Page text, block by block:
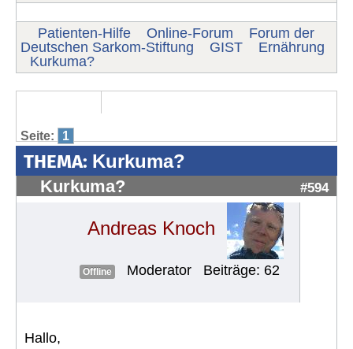
Patienten-Hilfe Online-Forum
Forum der
Deutschen Sarkom-Stiftung
GIST
Ernährung
Kurkuma?
Seite: 1
THEMA: Kurkuma?
Kurkuma? #594
Andreas Knoch
Offline Moderator Beiträge: 62
Hallo,